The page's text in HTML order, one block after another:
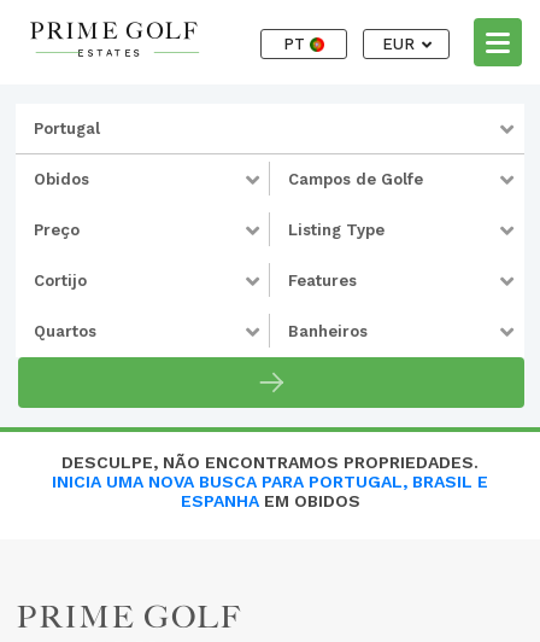
PT EUR
Portugal
Obidos Campos de Golfe
Preço Listing Type
Cortijo Features
Quartos Banheiros
DESCULPE, NÃO ENCONTRAMOS PROPRIEDADES.
INICIA UMA NOVA BUSCA PARA PORTUGAL, BRASIL E
ESPANHAEM OBIDOS